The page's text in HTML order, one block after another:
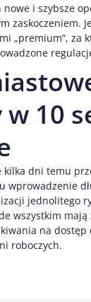
nowe i szybsze
zaskoczeniem.
„premium”, za
10
kilka dni temu
wprowadzenie
jednolitego
wszystkim
na
roboczych.